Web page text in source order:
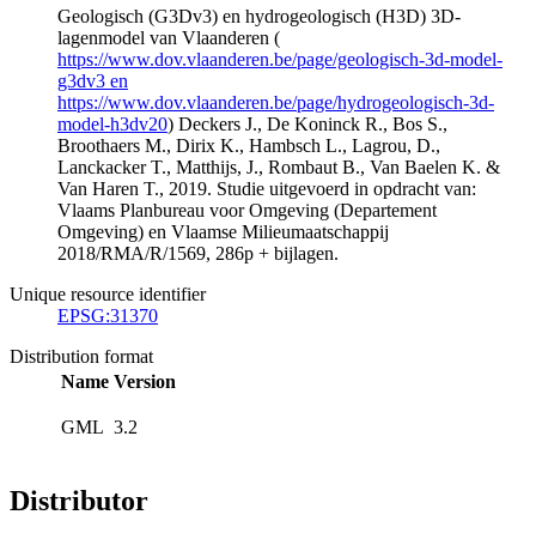
Geologisch (G3Dv3) en hydrogeologisch (H3D) 3D-
lagenmodel van Vlaanderen (
https://www.dov.vlaanderen.be/page/geologisch-3d-model-
g3dv3 en
https://www.dov.vlaanderen.be/page/hydrogeologisch-3d-
model-h3dv20) Deckers J., De Koninck R., Bos S.,
Broothaers M., Dirix K., Hambsch L., Lagrou, D.,
Lanckacker T., Matthijs, J., Rombaut B., Van Baelen K. &
Van Haren T., 2019. Studie uitgevoerd in opdracht van:
Vlaams Planbureau voor Omgeving (Departement
Omgeving) en Vlaamse Milieumaatschappij
2018/RMA/R/1569, 286p + bijlagen.
Unique resource identifier
EPSG:31370
Distribution format
Name Version
GML 3.2
Distributor